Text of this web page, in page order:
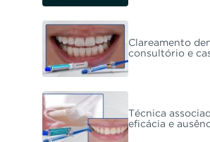
Clareamento
consultório e
Técnica
eficácia e